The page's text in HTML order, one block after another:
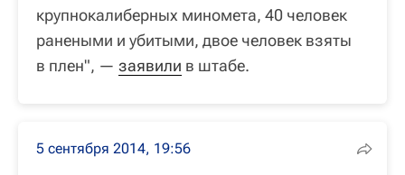
крупнокалиберных миномета, 40 человек
ранеными и убитыми, двое человек взяты
в плен", — заявили в штабе.
5 сентября 2014, 19:56